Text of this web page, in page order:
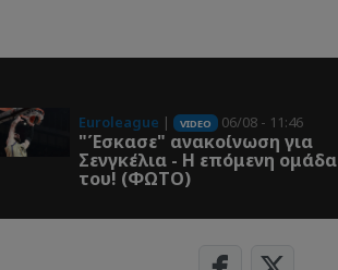
Euroleague | VIDEO 06/08 - 11:46
"Έσκασε" ανακοίνωση για
Σενγκέλια - Η επόμενη ομάδα
του! (ΦΩΤΟ)